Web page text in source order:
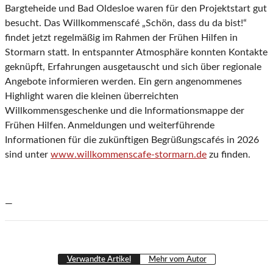
Bargteheide und Bad Oldesloe waren für den Projektstart gut
besucht. Das Willkommenscafé „Schön, dass du da bist!“
findet jetzt regelmäßig im Rahmen der Frühen Hilfen in
Stormarn statt. In entspannter Atmosphäre konnten Kontakte
geknüpft, Erfahrungen ausgetauscht und sich über regionale
Angebote informieren werden. Ein gern angenommenes
Highlight waren die kleinen überreichten
Willkommensgeschenke und die Informationsmappe der
Frühen Hilfen. Anmeldungen und weiterführende
Informationen für die zukünftigen Begrüßungscafés in 2026
sind unter www.willkommenscafe-stormarn.de zu finden.
—
Verwandte Artikel Mehr vom Autor